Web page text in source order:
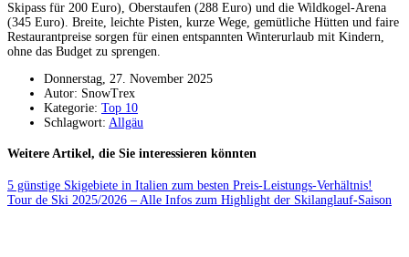
Skipass für 200 Euro), Oberstaufen (288 Euro) und die Wildkogel-Arena
(345 Euro). Breite, leichte Pisten, kurze Wege, gemütliche Hütten und faire
Restaurantpreise sorgen für einen entspannten Winterurlaub mit Kindern,
ohne das Budget zu sprengen.
Donnerstag, 27. November 2025
Autor: SnowTrex
Kategorie: Top 10
Schlagwort: Allgäu
Weitere Artikel, die Sie interessieren könnten
5 günstige Skigebiete in Italien zum besten Preis-Leistungs-Verhältnis!
Tour de Ski 2025/2026 – Alle Infos zum Highlight der Skilanglauf-Saison